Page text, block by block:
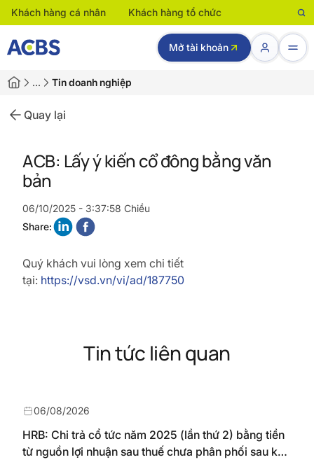
Khách hàng cá nhân Khách hàng tổ chức
Mở tài khoản
… Tin doanh nghiệp
Quay lại
ACB: Lấy ý kiến cổ đông bằng văn
bản
06/10/2025 - 3:37:58 Chiều
Share:
Quý khách vui lòng xem chi tiết
tại: https://vsd.vn/vi/ad/187750
Tin tức liên quan
HRB: Chi trả cổ tức năm 2025 (lần thứ 2) bằng tiền
từ nguồn lợi nhuận sau thuế chưa phân phối sau khi
06/08/2026